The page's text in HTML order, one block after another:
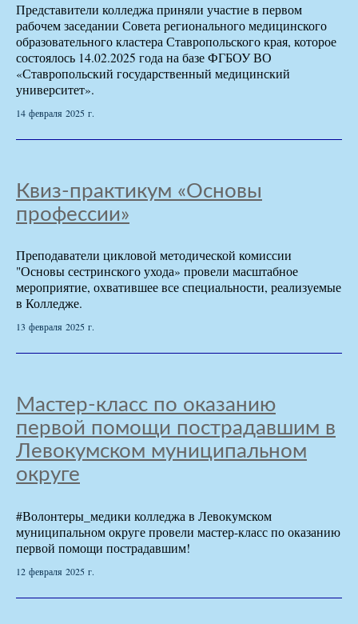
Представители колледжа приняли участие в первом
рабочем заседании Совета регионального медицинского
образовательного кластера Ставропольского края, которое
состоялось 14.02.2025 года на базе ФГБОУ ВО
«Ставропольский государственный медицинский
университет».
14 февраля 2025 г.
Квиз-практикум «Основы
профессии»
Преподаватели цикловой методической комиссии
"Основы сестринского ухода» провели масштабное
мероприятие, охватившее все специальности, реализуемые
в Колледже.
13 февраля 2025 г.
Мастер-класс по оказанию
первой помощи пострадавшим в
Левокумском муниципальном
округе
#Волонтеры_медики колледжа в Левокумском
муниципальном округе провели мастер-класс по оказанию
первой помощи пострадавшим!
12 февраля 2025 г.